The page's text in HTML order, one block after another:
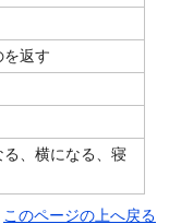
を返す
る、横になる、寝
このページの上へ戻る